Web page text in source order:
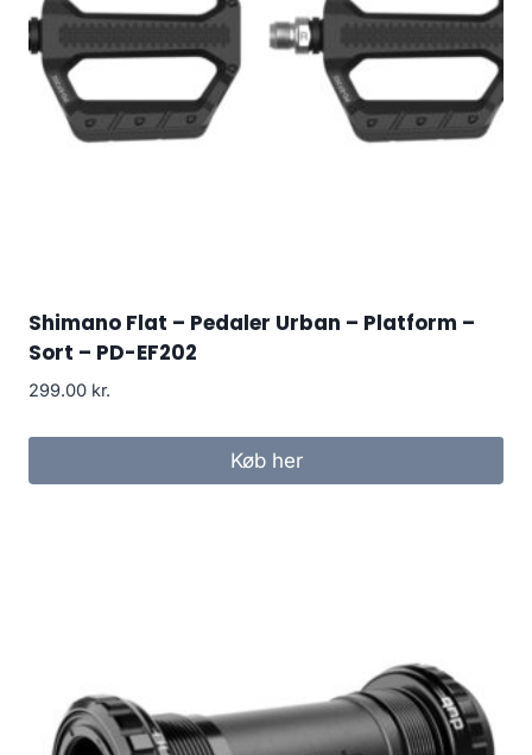
Shimano Flat – Pedaler Urban – Platform –
Sort – PD-EF202
299.00 kr.
Køb her